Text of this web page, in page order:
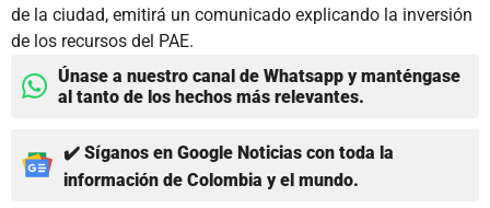
de la ciudad, emitirá un comunicado explicando la inversión
de los recursos del PAE.
Únase a nuestro canal de Whatsapp y manténgase
al tanto de los hechos más relevantes.
✔️ Síganos en Google Noticias con toda la
información de Colombia y el mundo.